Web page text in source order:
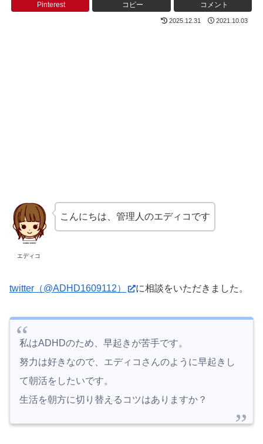
Pinterest コピー コメント
2025.12.31 2021.10.03
エディコ
こんにちは、管理人のエディコです
twitter（@ADHD1609112） に相談をいただきました。
私はADHDのため、早起きが苦手です。
努力は好きなので、エディコさんのように早起きし
て朝活をしたいです。
生活を朝方に切り替えるコツはありますか？